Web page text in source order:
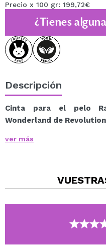
Precio x 100 gr: 199,72€
¿Tienes
Descripción
Cinta para el pelo
Wonderland de
Haz que tu rutina de
divertida y mágica
Esta adorable cinta
productos de skincare
lejos de tu rostro para
Hecha de materiales
ver más